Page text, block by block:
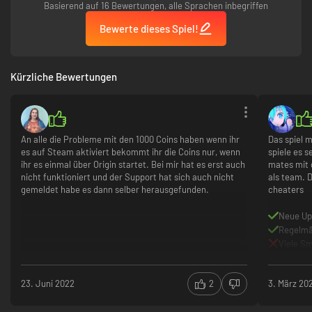
Basierend auf 16 Bewertungen, alle Sprachen inbegriffen
Bewerte dieses Spiel!
Kürzliche Bewertungen
An alle die Probleme mit den 1000 Coins haben wenn ihr
es auf Steam aktiviert bekommt ihr die Coins nur, wenn
ihr es einmal über Origin startet. Bei mir hat es erst auch
nicht funktioniert und der Support hat sich auch nicht
gemeldet habe es dann selber herausgefunden.
23. Juni 2022 2
Das spiel
spiele es
mates mit
als team.
cheaters
Neue
3. März